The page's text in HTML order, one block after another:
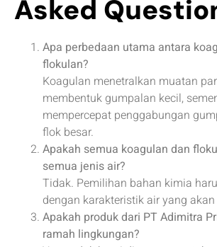
Asked
Apa perbedaan utama antara
flokulan?
Koagulan menetralkan muatan
membentuk gumpalan kecil,
mempercepat penggabungan
flok besar.
Apakah semua koagulan dan
semua jenis air?
Tidak. Pemilihan bahan kimia
dengan karakteristik air yang
Apakah produk dari PT Adimitra
ramah lingkungan?